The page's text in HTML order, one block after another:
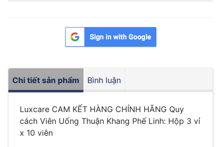
Chi tiết sản phẩm Bình luận
Luxcare CAM KẾT HÀNG CHÍNH HÃNG Quy
cách Viên Uống Thuận Khang Phế Linh: Hộp 3 vỉ
x 10 viên